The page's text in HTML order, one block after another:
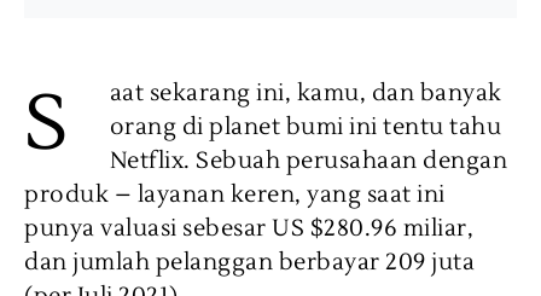
S
aat sekarang ini, kamu, dan banyak
orang di planet bumi ini tentu tahu
Netflix. Sebuah perusahaan dengan
produk – layanan keren, yang saat ini
punya valuasi sebesar US $280.96 miliar,
dan jumlah pelanggan berbayar 209 juta